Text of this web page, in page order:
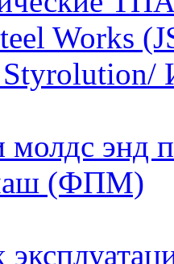
Works
энд
(ФПМ)